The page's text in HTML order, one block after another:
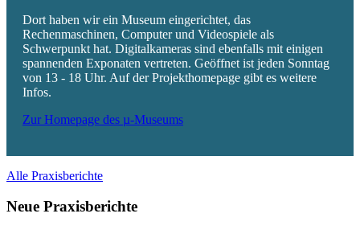
Dort haben wir ein Museum eingerichtet, das
Rechenmaschinen, Computer und Videospiele als
Schwerpunkt hat. Digitalkameras sind ebenfalls mit einigen
spannenden Exponaten vertreten. Geöffnet ist jeden Sonntag
von 13 - 18 Uhr. Auf der Projekthomepage gibt es weitere
Infos.
Zur Homepage des µ-Museums
Alle Praxisberichte
Neue Praxisberichte